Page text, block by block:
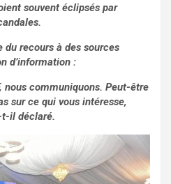
souvent éclipsés par
du recours à des sources
d’information :
nous communiquons. Peut-être
sur ce qui vous intéresse,
t-il déclaré.